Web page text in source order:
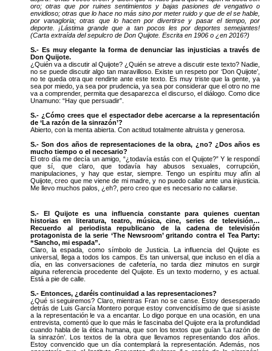
oro; otras que por ruines sentimientos y bajas pasiones de vengativo o
envidioso; otras que lo hace no más sino por meter ruido y que de el se hable,
por vanagloria; otras que lo hacen por divertirse y pasar el tiempo, por
deporte. ¡Lástima grande que a tan pocos les por deportes semejantes!
(Carta extraída del sepulcro de Don Quijote. Escrita en 1906 o ¿en 2016?)
S.- Es muy elegante la forma de denunciar las injusticias a través de
Don Quijote.
¿Quién va a discutir al Quijote? ¿Quién se atreve a discutir este texto? Nadie,
no se puede discutir algo tan maravilloso. Existe un respeto por ‘Don Quijote’,
no te queda otra que rendirte ante este texto. Es muy triste que la gente, ya
sea por miedo, ya sea por prudencia, ya sea por considerar que el otro no me
va a comprender, permita que desaparezca el discurso, el diálogo. Como dice
Unamuno: “Hay que persuadir”.
S.- ¿Cómo crees que el espectador debe acercarse a la representación
de ‘La razón de la sinrazón’?
Abierto, con la menta abierta. Con actitud totalmente altruista y generosa.
S.- Son dos años de representaciones de la obra, ¿no? ¿Dos años es
mucho tiempo o el necesario?
El otro día me decía un amigo, “¿todavía estás con el Quijote?” Y le respondí
que sí, que claro, que todavía hay abusos sexuales, corrupción,
manipulaciones, y hay que estar, siempre. Tengo un espíritu muy afín al
Quijote, creo que me viene de mi madre, y no puedo callar ante una injusticia.
Me llevo muchos palos, ¿eh?, pero creo que es necesario no callarse.
S.- El Quijote es una influencia constante para quienes cuentan
historias en literatura, teatro, música, cine, series de televisión…
Recuerdo al periodista republicano de la cadena de televisión
protagonista de la serie ‘The Newsroom’ gritando contra el Tea Party:
“Sancho, mi espada”.
Claro, la espada, como símbolo de Justicia. La influencia del Quijote es
universal, llega a todos los campos. Es tan universal, que incluso en el día a
día, en las conversaciones de cafetería, no tarda diez minutos en surgir
alguna referencia procedente del Quijote. Es un texto moderno, y es actual.
Está a pie de calle.
S.- Entonces, ¿daréis continuidad a las representaciones?
¿Qué si seguiremos? Claro, mientras Fran no se canse. Estoy desesperado
detrás de Luis García Montero porque estoy convencidísimo de que si asiste
a la representación le va a encantar. Lo digo porque en una ocasión, en una
entrevista, comentó que lo que más le fascinaba del Quijote era la profundidad
cuando habla de la ética humana, que son los textos que guían ‘La razón de
la sinrazón’. Los textos de la obra que llevamos representando dos años.
Estoy convencido que un día contemplará la representación. Además, nos